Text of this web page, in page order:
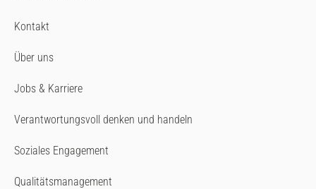
Kontakt
Über uns
Jobs & Karriere
Verantwortungsvoll denken und handeln
Soziales Engagement
Qualitätsmanagement